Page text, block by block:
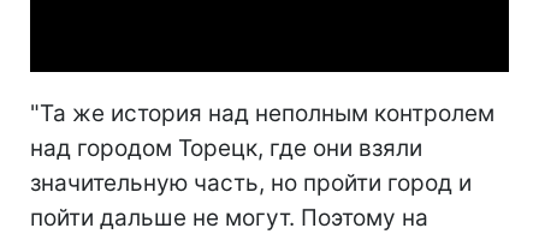
"Та же история над неполным контролем
над городом Торецк, где они взяли
значительную часть, но пройти город и
пойти дальше не могут. Поэтому на